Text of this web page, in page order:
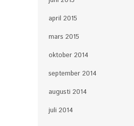
april 2015
mars 2015
oktober 2014
september 2014
augusti 2014
juli 2014